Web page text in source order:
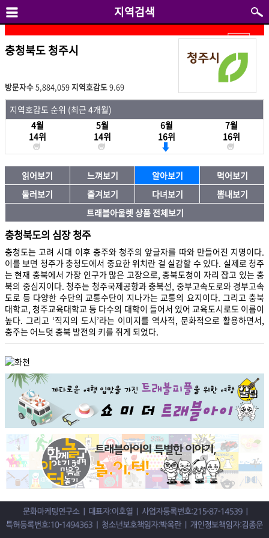
지역검색
충청북도 청주시
방문자수 5,884,059지역호감도 9.69
지역호감도 순위 (최근 4개월)
4월
14위
5월
14위
6월
16위
7월
16위
읽어보기 느껴보기 알아보기
먹어보기
둘러보기
즐겨보기 다녀보기
뽐내보기
트래블아울렛 상품 전체보기
충청북도의 심장 청주
충청도는 고려 시대 이후 충주와 청주의 앞글자를 따와 만들어진 지명이다.
이를 보면 청주가 충청도에서 중요한 위치란 걸 실감할 수 있다. 실제로 청주
는 현재 충북에서 가장 인구가 많은 고장으로, 충북도청이 자리 잡고 있는 충
북의 중심지이다. 청주는 청주국제공항과 충북선, 중부고속도로와 경부고속
도로 등 다양한 수단의 교통수단이 지나가는 교통의 요지이다. 그리고 충북
대학교, 청주교육대학교 등 다수의 대학이 들어서 있어 교육도시로도 이름이
높다. 그리고 ‘직지의 도시’라는 이미지를 역사적, 문화적으로 활용하면서,
충주는 어느덧 충북 발전의 키를 쥐게 되었다.